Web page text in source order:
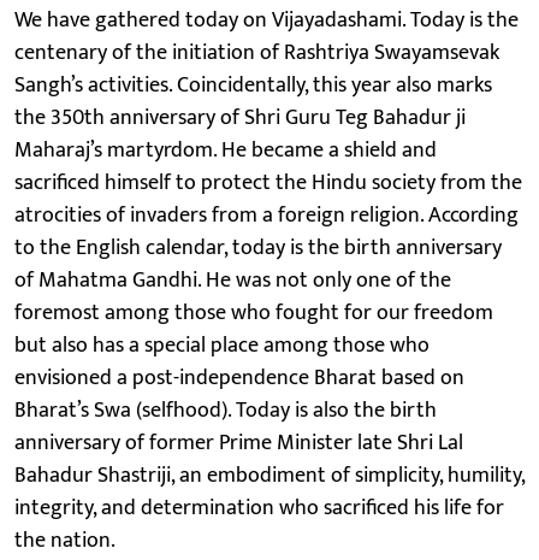
We have gathered today on Vijayadashami. Today is the
centenary of the initiation of Rashtriya Swayamsevak
Sangh’s activities. Coincidentally, this year also marks
the 350th anniversary of Shri Guru Teg Bahadur ji
Maharaj’s martyrdom. He became a shield and
sacrificed himself to protect the Hindu society from the
atrocities of invaders from a foreign religion. According
to the English calendar, today is the birth anniversary
of Mahatma Gandhi. He was not only one of the
foremost among those who fought for our freedom
but also has a special place among those who
envisioned a post-independence Bharat based on
Bharat’s Swa (selfhood). Today is also the birth
anniversary of former Prime Minister late Shri Lal
Bahadur Shastriji, an embodiment of simplicity, humility,
integrity, and determination who sacrificed his life for
the nation.